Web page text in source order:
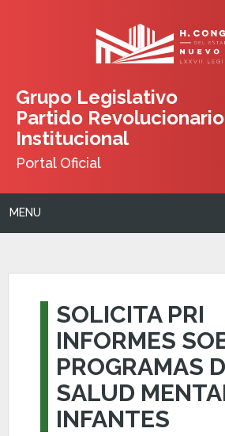
Grupo Legislativo
Partido Revolucionario
Institucional
Portal Oficial
MENU
SOLICITA PRI
INFORMES
PROGRAMAS
SALUD
INFANTES